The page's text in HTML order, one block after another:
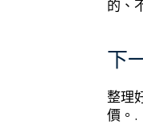
的、
下
整理
價。.